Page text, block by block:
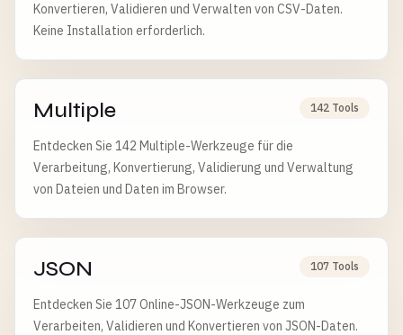
Konvertieren, Validieren und Verwalten von CSV-Daten.
Keine Installation erforderlich.
Multiple 142 Tools
Entdecken Sie 142 Multiple-Werkzeuge für die
Verarbeitung, Konvertierung, Validierung und Verwaltung
von Dateien und Daten im Browser.
JSON 107 Tools
Entdecken Sie 107 Online-JSON-Werkzeuge zum
Verarbeiten, Validieren und Konvertieren von JSON-Daten.